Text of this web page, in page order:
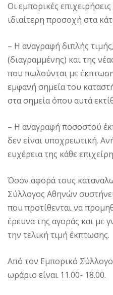
Οι εμπορικές
ιδιαίτερη προσοχή στα
– Η αναγραφή διπλής
(διαγραμμένης) και της
που πωλούνται με
εμφανή σημεία του
στα σημεία όπου αυτά
– Η αναγραφή ποσοστού
δεν είναι υποχρεωτική.
ευχέρεια της κάθε
Όσον αφορά τους
Σύλλογος Αθηνών
που προτίθενται να
έρευνα της αγοράς και με
την τελική τιμή έκπτωσης.
Από τον Εμπορικό
ωράριο είναι 11.00- 18.00.